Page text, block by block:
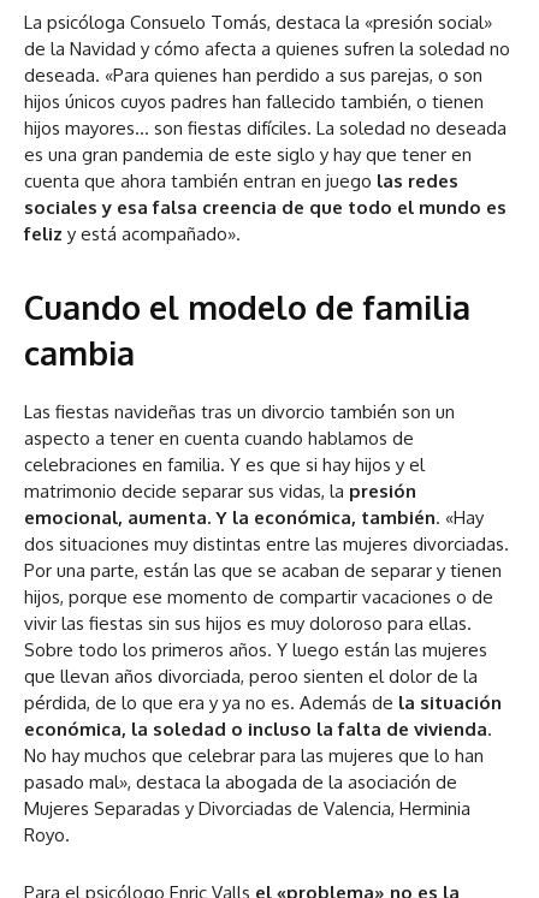
La psicóloga Consuelo Tomás, destaca la «presión social»
de la Navidad y cómo afecta a quienes sufren la soledad no
deseada. «Para quienes han perdido a sus parejas, o son
hijos únicos cuyos padres han fallecido también, o tienen
hijos mayores… son fiestas difíciles. La soledad no deseada
es una gran pandemia de este siglo y hay que tener en
cuenta que ahora también entran en juego las redes
sociales y esa falsa creencia de que todo el mundo es
feliz y está acompañado».
Cuando el modelo de familia
cambia
Las fiestas navideñas tras un divorcio también son un
aspecto a tener en cuenta cuando hablamos de
celebraciones en familia. Y es que si hay hijos y el
matrimonio decide separar sus vidas, la presión
emocional, aumenta. Y la económica, también. «Hay
dos situaciones muy distintas entre las mujeres divorciadas.
Por una parte, están las que se acaban de separar y tienen
hijos, porque ese momento de compartir vacaciones o de
vivir las fiestas sin sus hijos es muy doloroso para ellas.
Sobre todo los primeros años. Y luego están las mujeres
que llevan años divorciada, peroo sienten el dolor de la
pérdida, de lo que era y ya no es. Además de la situación
económica, la soledad o incluso la falta de vivienda.
No hay muchos que celebrar para las mujeres que lo han
pasado mal», destaca la abogada de la asociación de
Mujeres Separadas y Divorciadas de Valencia, Herminia
Royo.
Para el psicólogo Enric Valls el «problema» no es la